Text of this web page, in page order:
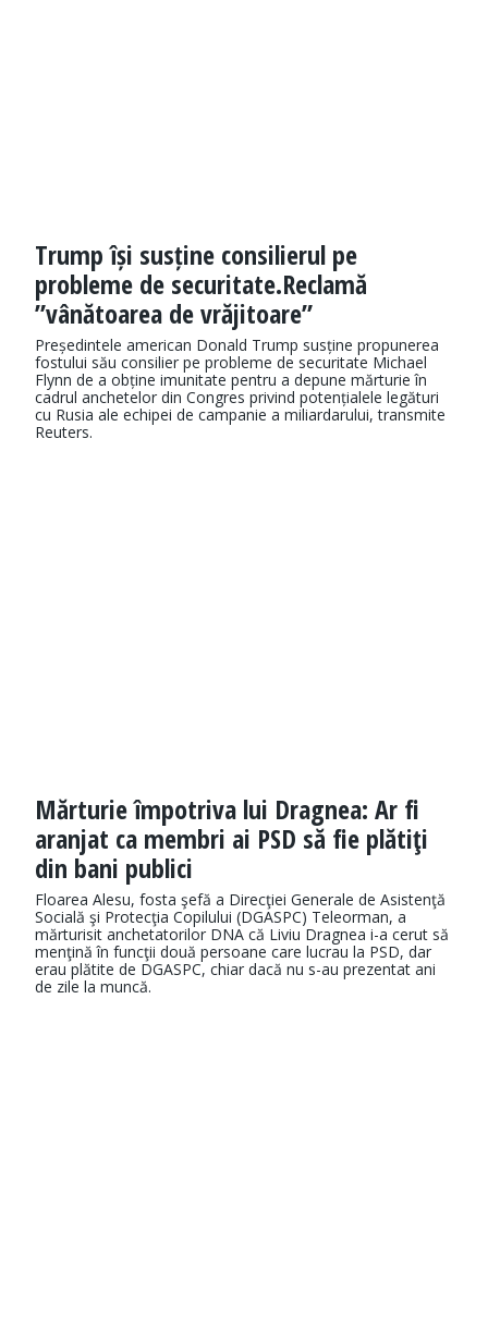
Trump își susține consilierul pe
probleme de securitate.Reclamă
”vânătoarea de vrăjitoare”
Președintele american Donald Trump susține propunerea
fostului său consilier pe probleme de securitate Michael
Flynn de a obține imunitate pentru a depune mărturie în
cadrul anchetelor din Congres privind potențialele legături
cu Rusia ale echipei de campanie a miliardarului, transmite
Reuters.
Mărturie împotriva lui Dragnea: Ar fi
aranjat ca membri ai PSD să fie plătiţi
din bani publici
Floarea Alesu, fosta şefă a Direcţiei Generale de Asistenţă
Socială şi Protecţia Copilului (DGASPC) Teleorman, a
mărturisit anchetatorilor DNA că Liviu Dragnea i-a cerut să
menţină în funcţii două persoane care lucrau la PSD, dar
erau plătite de DGASPC, chiar dacă nu s-au prezentat ani
de zile la muncă.